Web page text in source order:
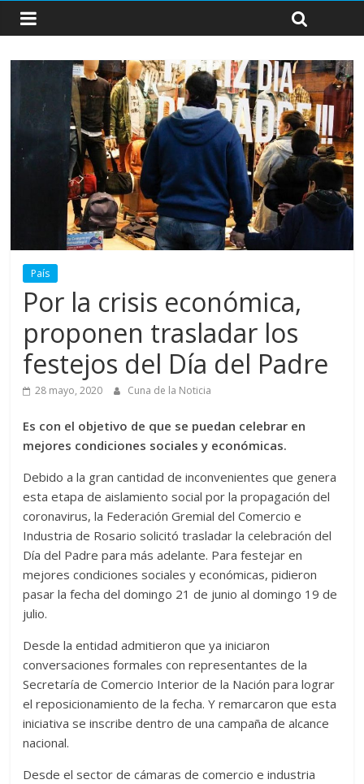
País
Por la crisis económica,
proponen trasladar los
festejos del Día del Padre
28 mayo, 2020 Cuna de la Noticia
Es con el objetivo de que se puedan celebrar en
mejores condiciones sociales y económicas.
Debido a la gran cantidad de inconvenientes que genera
esta etapa de aislamiento social por la propagación del
coronavirus, la Federación Gremial del Comercio e
Industria de Rosario solicitó trasladar la celebración del
Día del Padre para más adelante. Para festejar en
mejores condiciones sociales y económicas, pidieron
pasar la fecha del domingo 21 de junio al domingo 19 de
julio.
Desde la entidad admitieron que ya iniciaron
conversaciones formales con representantes de la
Secretaría de Comercio Interior de la Nación para lograr
el reposicionamiento de la fecha. Y remarcaron que esta
iniciativa se inscribe dentro de una campaña de alcance
nacional.
Desde el sector de cámaras de comercio e industria